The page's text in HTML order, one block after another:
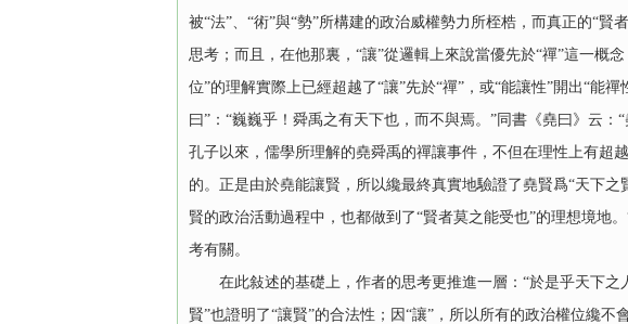
被“法”、“術”與“勢”所構建的政治威權勢力所桎梏，而真正的“
思考；而且，在他那裏，“讓”從邏輯上來說當優先於“禪”這一概
位”的理解實際上已經超越了“讓”先於“禪”，或“能讓性”開出“能
曰”：“巍巍乎！舜禹之有天下也，而不與焉。”同書《堯曰》云
孔子以來，儒學所理解的堯舜禹的禪讓事件，不但在理性上有超
的。正是由於堯能讓賢，所以纔最終真實地驗證了堯賢爲“天下
賢的政治活動過程中，也都做到了“賢者莫之能受也”的理想境地
考有關。
在此敍述的基礎上，作者的思考更推進一層：“於是乎天下之
賢”也證明了“讓賢”的合法性；因“讓”，所以所有的政治權位纔